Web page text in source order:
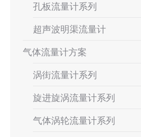
孔板流量计系列
超声波明渠流量计
气体流量计方案
涡街流量计系列
旋进旋涡流量计系列
气体涡轮流量计系列